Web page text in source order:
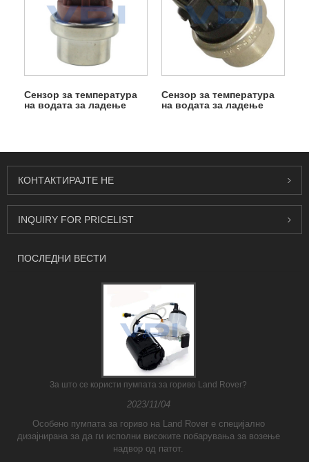
Сензор за температура
на водата за ладење
Сензор за температура
на водата за ладење
КОНТАКТИРАЈТЕ НЕ
INQUIRY FOR PRICELIST
ПОСЛЕДНИ ВЕСТИ
За што се користи пумпата за гориво Land Rover?
2023/11/04
Особено пумпата за гориво на Land Rover е специјално
дизајнирана за да ги исполни високите побарувања за возење
надвор од патот.